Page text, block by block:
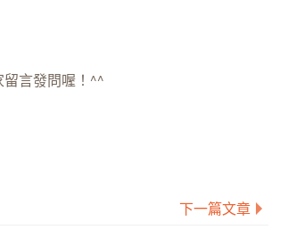
言發問喔！^^
下一篇文章